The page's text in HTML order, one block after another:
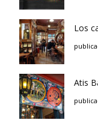
Los
Atis